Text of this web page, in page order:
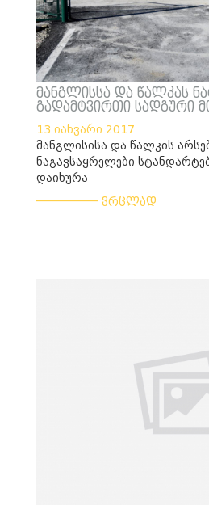
მანგლისსა და წალკას
გადამტვირთი სადგური
13 იანვარი 2017
მანგლისისა და წალკის
ნაგავსაყრელები
დაიხურა
ვრცლად